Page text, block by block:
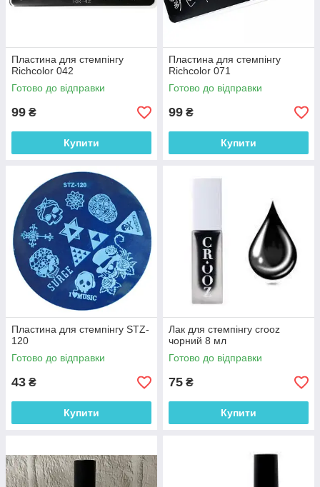
Пластина для стемпінгу
Richcolor 042
Готово до відправки
99 ₴
Купити
Пластина для стемпінгу
Richcolor 071
Готово до відправки
99 ₴
Купити
Пластина для стемпінгу STZ-
120
Готово до відправки
43 ₴
Купити
Лак для стемпінгу crooz
чорний 8 мл
Готово до відправки
75 ₴
Купити